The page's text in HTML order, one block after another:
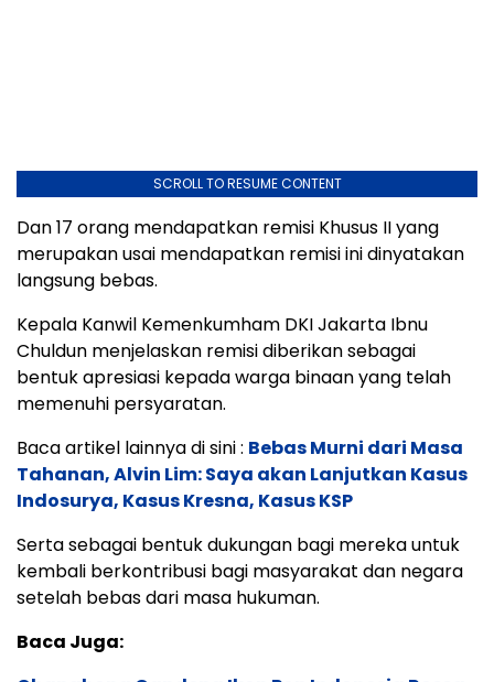
SCROLL TO RESUME CONTENT
Dan 17 orang mendapatkan remisi Khusus II yang
merupakan usai mendapatkan remisi ini dinyatakan
langsung bebas.
Kepala Kanwil Kemenkumham DKI Jakarta Ibnu
Chuldun menjelaskan remisi diberikan sebagai
bentuk apresiasi kepada warga binaan yang telah
memenuhi persyaratan.
Baca artikel lainnya di sini : Bebas Murni dari Masa
Tahanan, Alvin Lim: Saya akan Lanjutkan Kasus
Indosurya, Kasus Kresna, Kasus KSP
Serta sebagai bentuk dukungan bagi mereka untuk
kembali berkontribusi bagi masyarakat dan negara
setelah bebas dari masa hukuman.
Baca Juga: